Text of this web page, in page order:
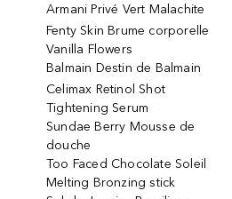
Armani Privé Vert Malachite
Fenty Skin Brume corporelle
Vanilla Flowers
Balmain Destin de Balmain
Celimax Retinol Shot
Tightening Serum
Sundae Berry Mousse de
douche
Too Faced Chocolate Soleil
Melting Bronzing stick